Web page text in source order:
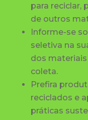
para reciclar,
de outros
Informe-se
seletiva na
dos
coleta.
Prefira
reciclados e
práticas